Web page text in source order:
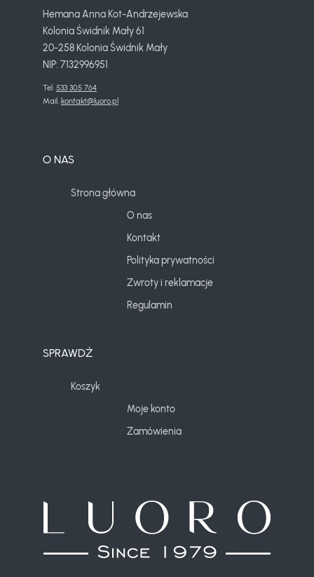
Hemana Anna Kot-Andrzejewska
Kolonia Świdnik Mały 61
20-258 Kolonia Świdnik Mały
NIP: 7132996951
Tel. 533 305 764
Mail. kontakt@luoro.pl
O NAS
Strona główna
O nas
Kontakt
Polityka prywatności
Zwroty i reklamacje
Regulamin
SPRAWDŹ
Koszyk
Moje konto
Zamówienia